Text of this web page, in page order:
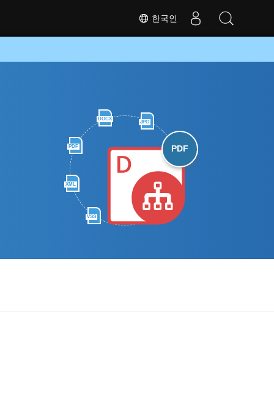
한국인
DOCX
JPG
PDF
XML
VSS
PDF